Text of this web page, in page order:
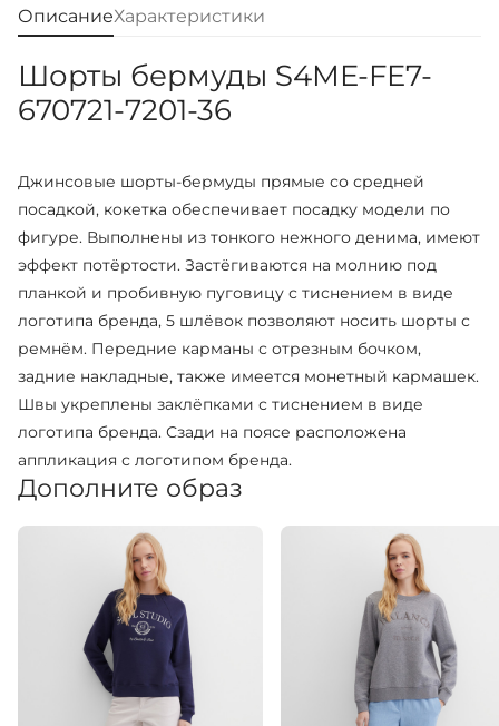
ОписаниеХарактеристики
Шорты бермуды S4ME-FE7-
670721-7201-36
Джинсовые шорты-бермуды прямые со средней
посадкой, кокетка обеспечивает посадку модели по
фигуре. Выполнены из тонкого нежного денима, имеют
эффект потёртости. Застёгиваются на молнию под
планкой и пробивную пуговицу с тиснением в виде
логотипа бренда, 5 шлёвок позволяют носить шорты с
ремнём. Передние карманы с отрезным бочком,
задние накладные, также имеется монетный кармашек.
Швы укреплены заклёпками с тиснением в виде
логотипа бренда. Сзади на поясе расположена
аппликация с логотипом бренда.
Дополните образ